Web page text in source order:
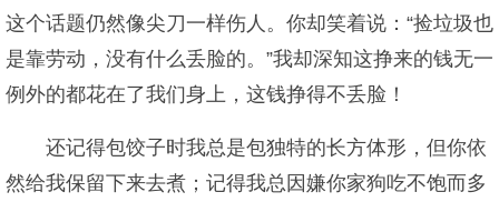
这个话题仍然像尖刀一样伤人。你却笑着说：“捡垃圾也
是靠劳动，没有什么丢脸的。”我却深知这挣来的钱无一
例外的都花在了我们身上，这钱挣得不丢脸！
还记得包饺子时我总是包独特的长方体形，但你依
然给我保留下来去煮；记得我总因嫌你家狗吃不饱而多